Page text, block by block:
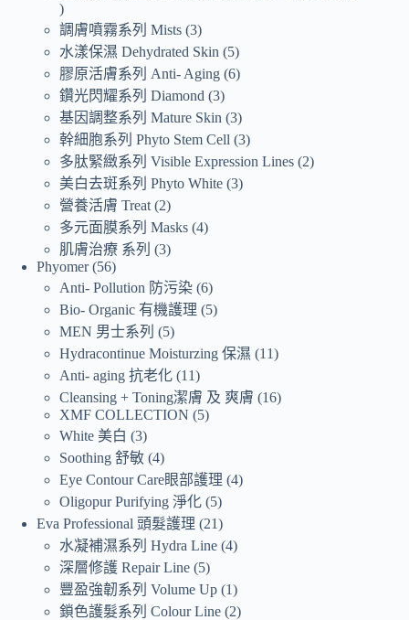
調膚噴霧系列 Mists 3
水漾保濕 Dehydrated Skin
5
膠原活膚系列 Anti- Aging 6
鑽光閃耀系列 Diamond 3
基因調整系列 Mature Skin 3
幹細胞系列 Phyto Stem Cell 3
多肽緊緻系列 Visible Expression Lines 2
美白去斑系列 Phyto White 3
營養活膚 Treat 2
多元面膜系列 Masks 4
肌膚治療 系列
3
Phyomer 56
Anti- Pollution 防污染 6
Bio- Organic 有機護理
5
MEN 男士系列
5
Hydracontinue Moisturzing 保濕
11
Anti- aging 抗老化 11
Cleansing + Toning潔膚 及 爽膚
16
XMF COLLECTION
5
White 美白
3
Soothing 舒敏 4
Eye Contour Care眼部護理 4
Oligopur Purifying 淨化 5
Eva Professional 頭髮護理
21
水凝補濕系列 Hydra Line 4
深層修護 Repair Line 5
豐盈強韌系列 Volume Up 1
鎖色護髮系列 Colour Line 2